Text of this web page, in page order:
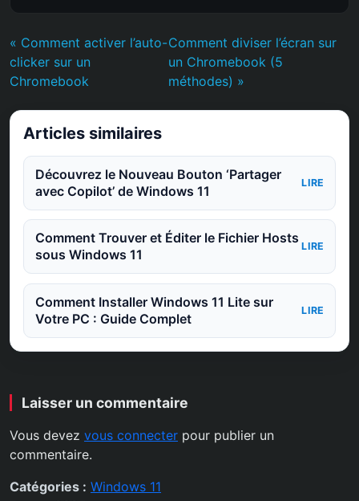
« Comment activer l’auto-
clicker sur un
Chromebook
Comment diviser l’écran sur
un Chromebook (5
méthodes) »
Articles similaires
Découvrez le Nouveau Bouton ‘Partager
avec Copilot’ de Windows 11
LIRE
Comment Trouver et Éditer le Fichier Hosts
sous Windows 11
LIRE
Comment Installer Windows 11 Lite sur
Votre PC : Guide Complet
LIRE
Laisser un commentaire
Vous devez vous connecter pour publier un
commentaire.
Catégories : Windows 11